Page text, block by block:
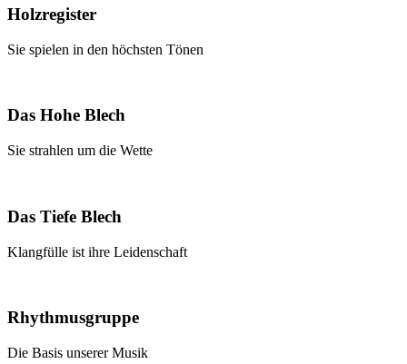
Holzregister
Sie spielen in den höchsten Tönen
Das Hohe Blech
Sie strahlen um die Wette
Das Tiefe Blech
Klangfülle ist ihre Leidenschaft
Rhythmusgruppe
Die Basis unserer Musik